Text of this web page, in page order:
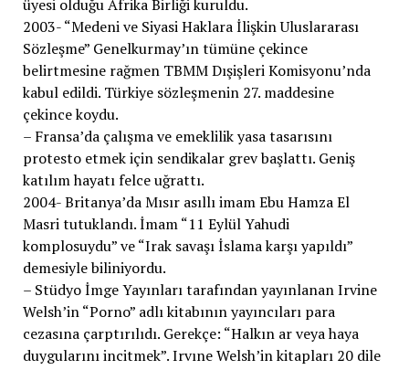
üyesi olduğu Afrika Birliği kuruldu.
2003- “Medeni ve Siyasi Haklara İlişkin Uluslararası
Sözleşme” Genelkurmay’ın tümüne çekince
belirtmesine rağmen TBMM Dışişleri Komisyonu’nda
kabul edildi. Türkiye sözleşmenin 27. maddesine
çekince koydu.
– Fransa’da çalışma ve emeklilik yasa tasarısını
protesto etmek için sendikalar grev başlattı. Geniş
katılım hayatı felce uğrattı.
2004- Britanya’da Mısır asıllı imam Ebu Hamza El
Masri tutuklandı. İmam “11 Eylül Yahudi
komplosuydu” ve “Irak savaşı İslama karşı yapıldı”
demesiyle biliniyordu.
– Stüdyo İmge Yayınları tarafından yayınlanan Irvine
Welsh’in “Porno” adlı kitabının yayıncıları para
cezasına çarptırılıdı. Gerekçe: “Halkın ar veya haya
duygularını incitmek”. Irvıne Welsh’in kitapları 20 dile